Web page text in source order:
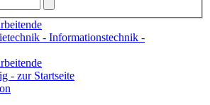
- Informationstechnik -